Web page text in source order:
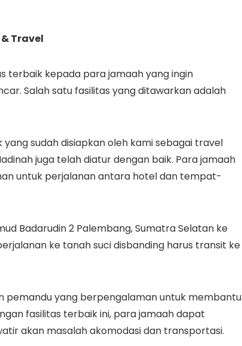
Travel
terbaik kepada para jamaah yang ingin
Salah satu fasilitas yang ditawarkan adalah
sudah disiapkan oleh kami sebagai travel
juga telah diatur dengan baik. Para jamaah
untuk perjalanan antara hotel dan tempat-
Badarudin 2 Palembang, Sumatra Selatan ke
ke tanah suci disbanding harus transit ke
pemandu yang berpengalaman untuk membantu
fasilitas terbaik ini, para jamaah dapat
akan masalah akomodasi dan transportasi.